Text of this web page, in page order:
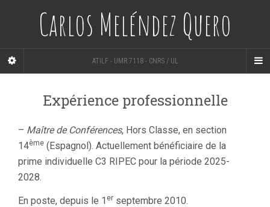
Carlos Meléndez Quero
ATILF - UMR 7118 - CNRS / UL
Expérience professionnelle
– Maître de Conférences, Hors Classe, en section
14ème (Espagnol). Actuellement bénéficiaire de la
prime individuelle C3 RIPEC pour la période 2025-
2028.
En poste, depuis le 1 er septembre 2010.